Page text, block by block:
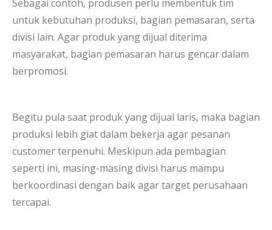
Sebagai contoh, produsen perlu membentuk tim
untuk kebutuhan produksi, bagian pemasaran, serta
divisi lain. Agar produk yang dijual diterima
masyarakat, bagian pemasaran harus gencar dalam
berpromosi.
Begitu pula saat produk yang dijual laris, maka bagian
produksi lebih giat dalam bekerja agar pesanan
customer terpenuhi. Meskipun ada pembagian
seperti ini, masing-masing divisi harus mampu
berkoordinasi dengan baik agar target perusahaan
tercapai.